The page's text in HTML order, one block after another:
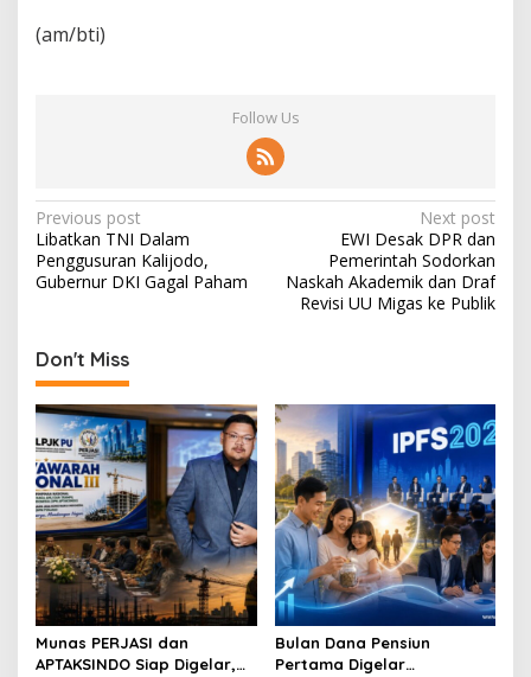
(am/bti)
Follow Us
P
o
s
n
a
v
i
g
a
t
i
o
n
Previous post
Libatkan TNI Dalam
Penggusuran Kalijodo,
Gubernur DKI Gagal Paham
Next post
EWI Desak DPR dan
Pemerintah Sodorkan
Naskah Akademik dan Draf
Revisi UU Migas ke Publik
Don't Miss
Munas PERJASI dan
APTAKSINDO Siap Digelar,
Bulan Dana Pensiun
Pertama Digelar